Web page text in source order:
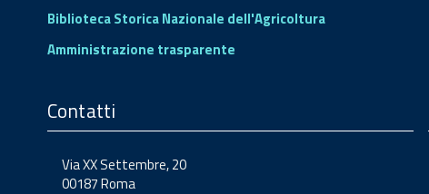
Biblioteca Storica Nazionale dell'Agricoltura
Amministrazione trasparente
Contatti
Via XX Settembre, 20
00187 Roma